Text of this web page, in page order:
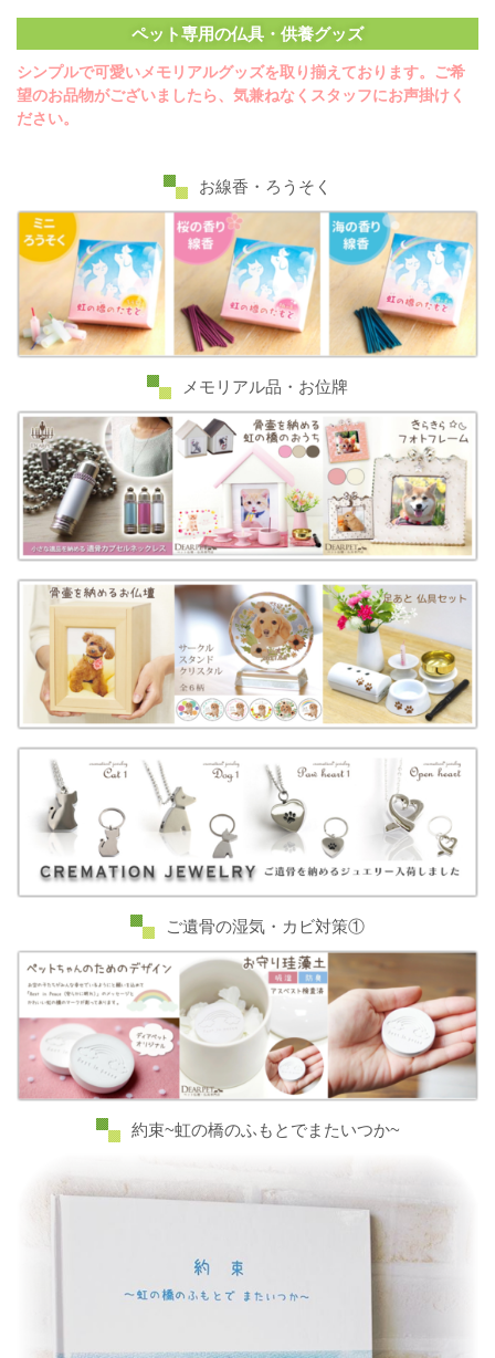
ペット専用の仏具・供養グッズ
シンプルで可愛いメモリアルグッズを取り揃えております。ご希
望のお品物がございましたら、気兼ねなくスタッフにお声掛けく
ださい。
お線香・ろうそく
メモリアル品・お位牌
ご遺骨の湿気・カビ対策①
約束~虹の橋のふもとでまたいつか~